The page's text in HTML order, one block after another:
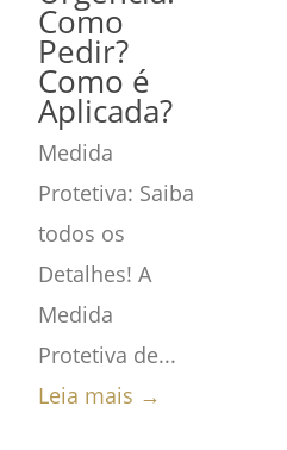
Como
Pedir?
Como é
Aplicada?
Medida
Protetiva: Saiba
todos os
Detalhes! A
Medida
Protetiva de...
Leia mais →